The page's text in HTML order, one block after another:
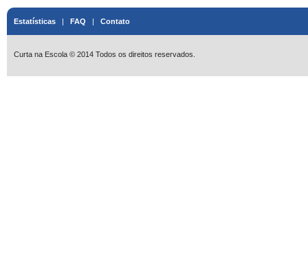
Estatísticas | FAQ | Contato
Curta na Escola © 2014 Todos os direitos reservados.